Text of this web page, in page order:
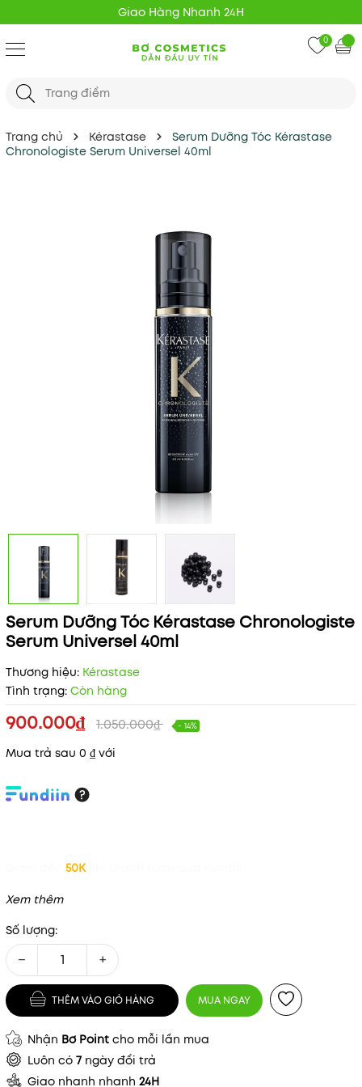
Giao Hàng Nhanh 24H
0
Trang chủ Kérastase
Serum Dưỡng Tóc Kérastase
Chronologiste Serum Universel 40ml
Serum Dưỡng Tóc Kérastase Chronologiste
Serum Universel 40ml
Thương hiệu: Kérastase
Tình trạng: Còn hàng
900.000₫ 1.050.000₫ - 14%
Mua trả sau 0 ₫ với
50K
Xem thêm
Số lượng:
− +
THÊM VÀO GIỎ HÀNG MUA NGAY
Nhận Bơ Point cho mỗi lần mua
Luôn có 7 ngày đổi trả
Giao nhanh nhanh 24H